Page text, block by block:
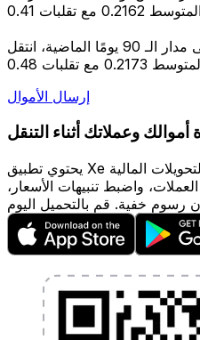
على مدار الـ 90 يومًا الماضية، انتقل AUD إلى KWD بين 0.2122
إرسال الأموال
أموالك وعملاتك أثناء التنقل
يحتوي تطبيق Xe على كل ما تحتاجه لإجراء التحويلات المالية
واضبط تنبيهات الأسعار،